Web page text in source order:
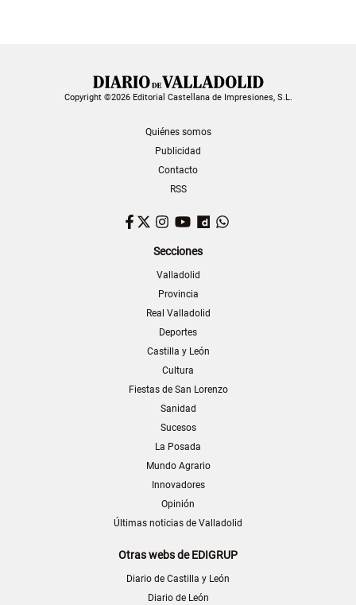
Copyright ©2026 Editorial Castellana de Impresiones, S.L.
Quiénes somos
Publicidad
Contacto
RSS
Facebook
TwitterInstagram
YouTubeDailymotion
Secciones
Valladolid
Provincia
Real Valladolid
Deportes
Castilla y León
Cultura
Fiestas de San Lorenzo
Sanidad
Sucesos
La Posada
Mundo Agrario
Innovadores
Opinión
Últimas noticias de Valladolid
Otras webs de EDIGRUP
Diario de Castilla y León
Diario de León